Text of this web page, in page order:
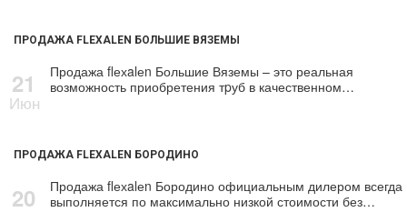
ПРОДАЖА FLEXALEN БОЛЬШИЕ ВЯЗЕМЫ
21
Июн
Продажа flехalеn Большие Вяземы – это реальная
возможность приобретения тpуб в качественном…
ПРОДАЖА FLEXALEN БОРОДИНО
20
Продажа flехalеn Бородино официальным дилером всегда
выполняется по максимально низкой стоимости без…